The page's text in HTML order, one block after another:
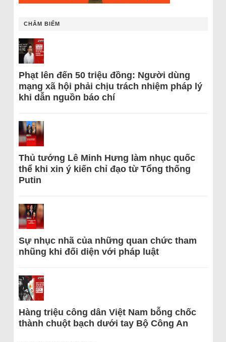
CHÂM BIẾM
Phạt lên đến 50 triệu đồng: Người dùng
mạng xã hội phải chịu trách nhiệm pháp lý
khi dẫn nguồn báo chí
Thủ tướng Lê Minh Hưng làm nhục quốc
thể khi xin ý kiến chỉ đạo từ Tổng thống
Putin
Sự nhục nhã của những quan chức tham
nhũng khi đối diện với pháp luật
Hàng triệu công dân Việt Nam bỗng chốc
thành chuột bạch dưới tay Bộ Công An